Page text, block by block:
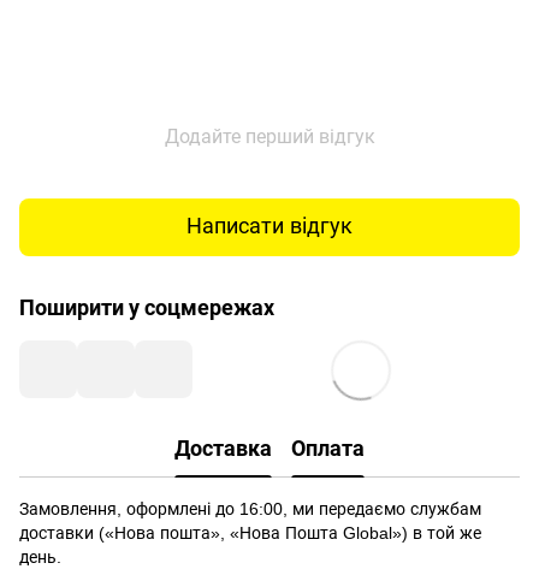
Додайте перший відгук
Написати відгук
Поширити у соцмережах
Доставка Оплата
Замовлення, оформлені до 16:00, ми передаємо службам
доставки («Нова пошта», «Нова Пошта Global») в той же
день.